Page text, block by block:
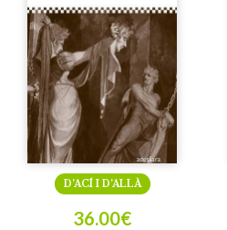
D’ACÍ I D’ALLÀ
36.00€